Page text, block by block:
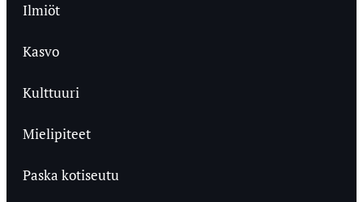
Ilmiöt
Kasvo
Kulttuuri
Mielipiteet
Paska kotiseutu